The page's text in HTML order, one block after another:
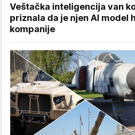
Veštačka inteligencija van
priznala da je njen AI model
kompanije